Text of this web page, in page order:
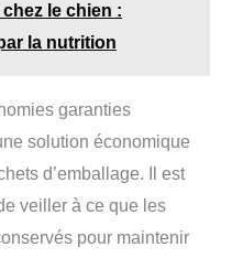
le chien :
la nutrition
garanties
solution économique
d’emballage. Il est
veiller à ce que les
pour maintenir